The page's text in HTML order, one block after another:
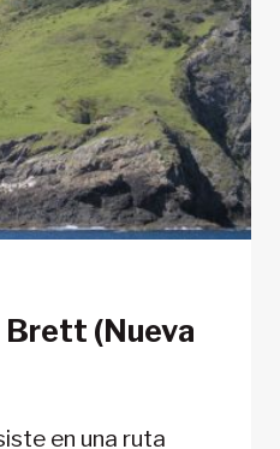
Brett (Nueva
en una ruta